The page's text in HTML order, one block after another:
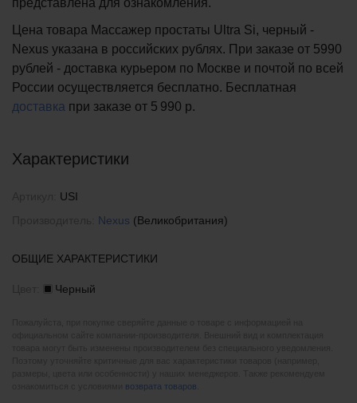
представлена для ознакомления.
Цена товара Массажер простаты Ultra Si, черный -
Nexus указана в российских рублях. При заказе от 5990
рублей - доставка курьером по Москве и почтой по всей
России осуществляется бесплатно. Бесплатная
доставка при заказе от 5 990 р.
Характеристики
USI
Nexus (Великобритания)
ОБЩИЕ ХАРАКТЕРИСТИКИ
Черный
возврата товаров